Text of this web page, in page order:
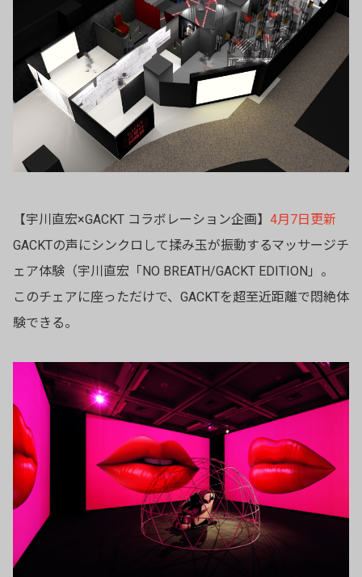
【宇川直宏×GACKT コラボレーション企画】 4月7日更新
GACKTの声にシンクロして揉み玉が振動するマッサージチ
ェア体験（宇川直宏「NO BREATH/GACKT EDITION」。
このチェアに座っただけで、GACKTを超至近距離で悶絶体
験できる。